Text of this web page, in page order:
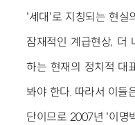
'세대'로 지칭되는 현실
잠재적인 계급현상, 더
하는 현재의 정치적 대
봐야 한다. 따라서 이들
단이므로 2007년 '이명